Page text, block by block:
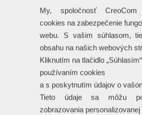
My, spoločnosť
cookies na zabezpečenie
webu. S vašim súhlasom,
obsahu na našich webových
Kliknutím na tlačidlo
používaním cookies
a s poskytnutím údajov o
Tieto údaje sa môžu
zobrazovania